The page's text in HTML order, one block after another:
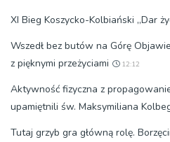
XI Bieg Koszycko-Kolbiański „Dar
Wszedł bez butów na Górę
z pięknymi przeżyciami
12:12
Aktywność fizyczna z
upamiętnili św. Maksymiliana
Tutaj grzyb gra główną rolę.